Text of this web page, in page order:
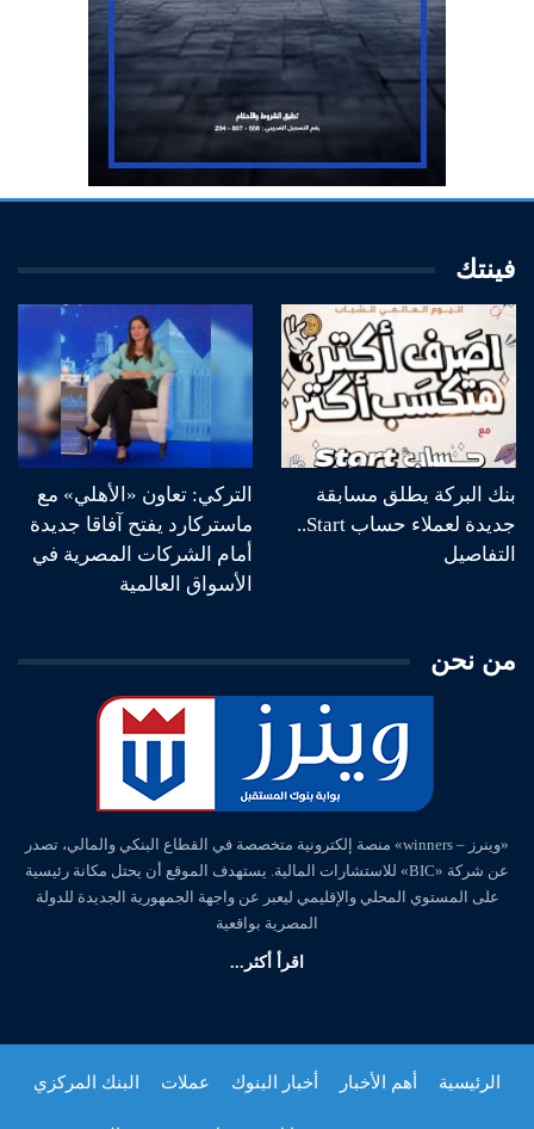
فينتك
بنك البركة يطلق مسابقة
جديدة لعملاء حساب Start..
التفاصيل
التركي: تعاون «الأهلي» مع
ماستركارد يفتح آفاقا جديدة
أمام الشركات المصرية في
الأسواق العالمية
من نحن
«وينرز – winners» منصة إلكترونية متخصصة في القطاع البنكي والمالي، تصدر
عن شركة «BIC» للاستشارات المالية. يستهدف الموقع أن يحتل مكانة رئيسية
على المستوي المحلي والإقليمي ليعبر عن واجهة الجمهورية الجديدة للدولة
المصرية بواقعية
اقرأ أكثر...
الرئيسية أهم الأخبار أخبار البنوك عملات البنك المركزي